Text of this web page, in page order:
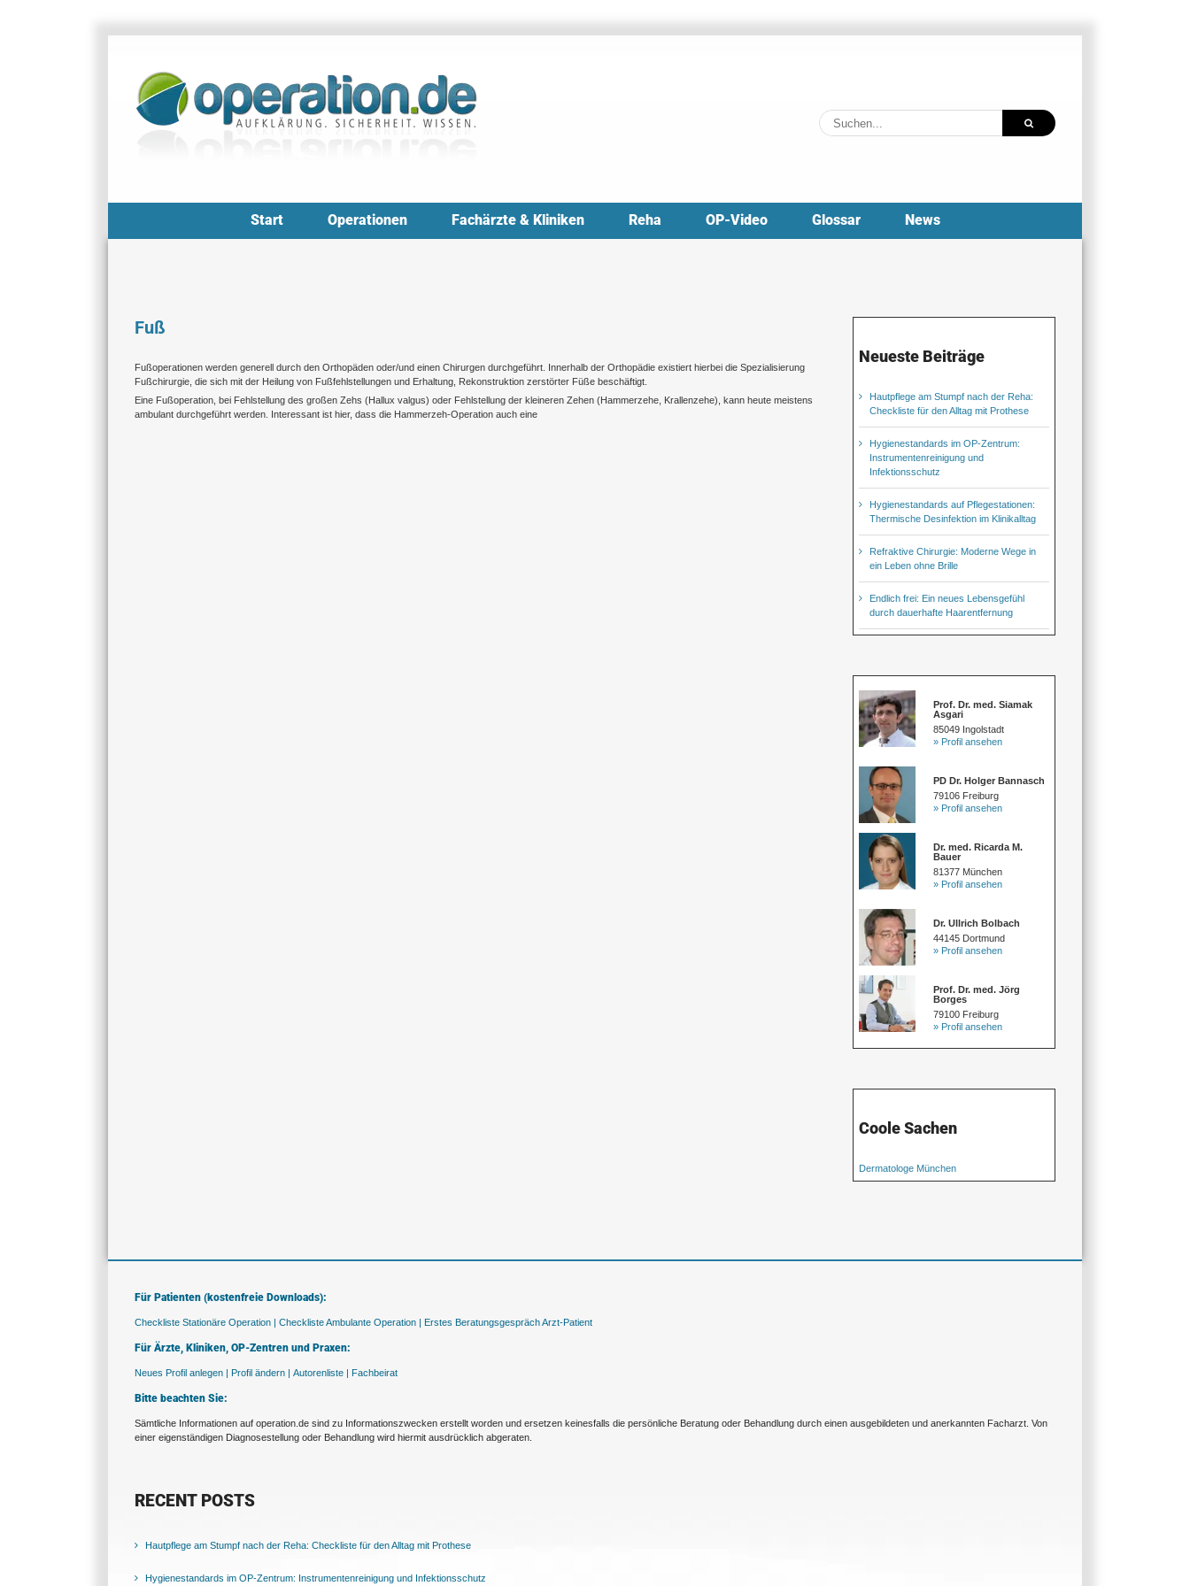
Suche
nach:
Start Operationen Fachärzte & Kliniken Reha OP-Video Glossar News
Fuß
Fußoperationen werden generell durch den Orthopäden oder/und einen Chirurgen durchgeführt. Innerhalb der Orthopädie existiert hierbei die Spezialisierung
Fußchirurgie, die sich mit der Heilung von Fußfehlstellungen und Erhaltung, Rekonstruktion zerstörter Füße beschäftigt.
Eine Fußoperation, bei Fehlstellung des großen Zehs (Hallux valgus) oder Fehlstellung der kleineren Zehen (Hammerzehe, Krallenzehe), kann heute meistens
ambulant durchgeführt werden. Interessant ist hier, dass die Hammerzeh-Operation auch eine
Neueste Beiträge
Hautpflege am Stumpf nach der Reha:
Checkliste für den Alltag mit Prothese
Hygienestandards im OP-Zentrum:
Instrumentenreinigung und
Infektionsschutz
Hygienestandards auf Pflegestationen:
Thermische Desinfektion im Klinikalltag
Refraktive Chirurgie: Moderne Wege in
ein Leben ohne Brille
Endlich frei: Ein neues Lebensgefühl
durch dauerhafte Haarentfernung
Prof. Dr. med. Siamak
Asgari
85049 Ingolstadt
» Profil ansehen
PD Dr. Holger Bannasch
79106 Freiburg
» Profil ansehen
Dr. med. Ricarda M.
Bauer
81377 München
» Profil ansehen
Dr. Ullrich Bolbach
44145 Dortmund
» Profil ansehen
Prof. Dr. med. Jörg
Borges
79100 Freiburg
» Profil ansehen
Coole Sachen
Dermatologe München
Für Patienten (kostenfreie Downloads):
Checkliste Stationäre Operation | Checkliste Ambulante Operation | Erstes Beratungsgespräch Arzt-Patient
Für Ärzte, Kliniken, OP-Zentren und Praxen:
Neues Profil anlegen | Profil ändern | Autorenliste | Fachbeirat
Bitte beachten Sie:
Sämtliche Informationen auf operation.de sind zu Informationszwecken erstellt worden und ersetzen keinesfalls die persönliche Beratung oder Behandlung durch einen ausgebildeten und anerkannten Facharzt. Von
einer eigenständigen Diagnosestellung oder Behandlung wird hiermit ausdrücklich abgeraten.
RECENT POSTS
Hautpflege am Stumpf nach der Reha: Checkliste für den Alltag mit Prothese
Hygienestandards im OP-Zentrum: Instrumentenreinigung und Infektionsschutz